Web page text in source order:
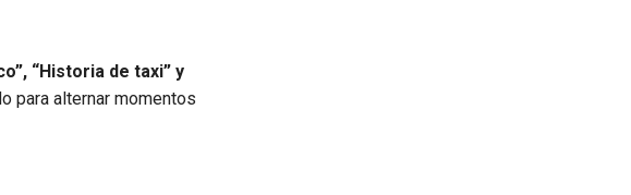
“Historia de taxi” y
para alternar momentos